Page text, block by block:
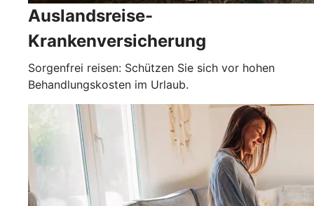
Auslandsreise-
Krankenversicherung
Sorgenfrei reisen: Schützen Sie sich vor hohen
Behandlungskosten im Urlaub.